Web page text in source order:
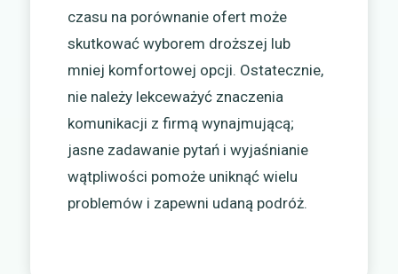
czasu na porównanie ofert może
skutkować wyborem droższej lub
mniej komfortowej opcji. Ostatecznie,
nie należy lekceważyć znaczenia
komunikacji z firmą wynajmującą;
jasne zadawanie pytań i wyjaśnianie
wątpliwości pomoże uniknąć wielu
problemów i zapewni udaną podróż.